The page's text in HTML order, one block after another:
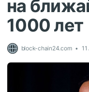
на
1000 лет
block-chain24.com